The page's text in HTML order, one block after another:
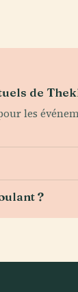
de
les
?